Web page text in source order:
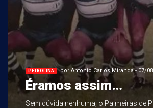
PETROLINA por Antonio Carlos Miranda - 07/
Éramos assim…
Sem dúvida nenhuma, o Palmeiras de